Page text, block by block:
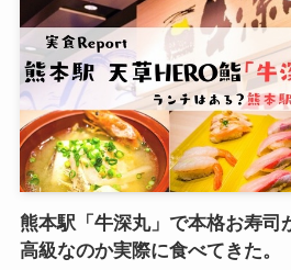
熊本駅「牛深丸」で本格お寿司
高級なのか実際に食べてきた。